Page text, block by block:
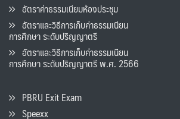
อัตราค่าธรรมเนียมห้องประชุม
อัตราและวิธีการเก็บค่าธรรมเนียน
การศึกษา ระดับปริญญาตรี
อัตราและวิธีการเก็บค่าธรรมเนียน
การศึกษา ระดับปริญญาตรี พ.ศ. 2566
PBRU Exit Exam
Speexx